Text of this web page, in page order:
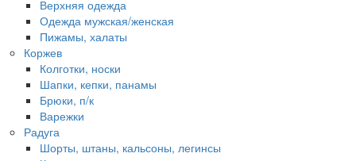
Верхняя одежда
Одежда мужская/женская
Пижамы, халаты
Коржев
Колготки, носки
Шапки, кепки, панамы
Брюки, п/к
Варежки
Радуга
Шорты, штаны, кальсоны, легинсы